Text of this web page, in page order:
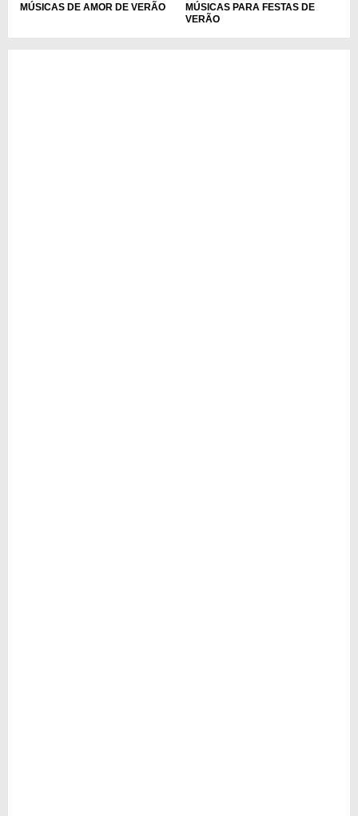
MÚSICAS DE AMOR DE VERÃO
MÚSICAS PARA FESTAS DE
VERÃO